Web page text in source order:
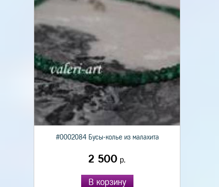
#0002084 Бусы-колье из малахита
2 500 р.
В корзину